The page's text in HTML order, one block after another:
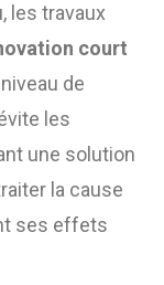
les travaux
court
de
les
une solution
la cause
ses effets